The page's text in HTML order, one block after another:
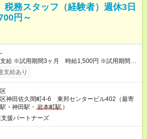
税務スタッフ（経験者）週休3日
円～
給 ※試用期間3ヶ月 時給1,500円 ※試用期間中
験に合格すれば即時給100円UP ※一生懸命事務所
て頂ければ、アルバイトやパートであっても、賞
採用時と異なる部分があります。 雇用形態：本
す。 給与：時給 1,500円以上
支給あり
神田佐久間町4-6 東邦センタービル402（最寄
・神田駅・ 岩本町駅 ）
援パートナーズ